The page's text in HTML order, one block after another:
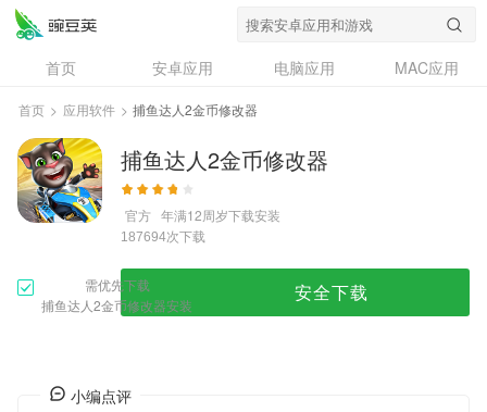
首页 安卓应用 电脑应用
MAC应用
资讯
专题
问答
首页 > 应用软件 > 捕鱼达人2金币修改器
捕鱼达人2金币修改器
官方 年满12周岁下载安装
187694次下载
需优先下载
捕鱼达人2金币修改器安装
安全下载
小编点评